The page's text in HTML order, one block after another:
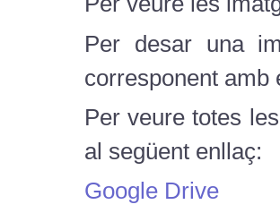
Per desar una
corresponent amb
Per veure totes
al següent enllaç:
Google Drive